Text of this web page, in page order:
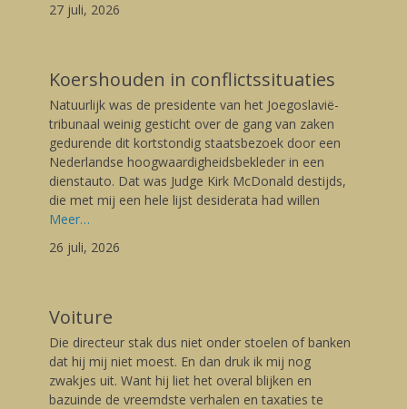
27 juli, 2026
Koershouden in conflictssituaties
Posted
on
26/07/2026
Author
Gerard
Natuurlijk was de presidente van het Joegoslavië-
tribunaal weinig gesticht over de gang van zaken
gedurende dit kortstondig staatsbezoek door een
Nederlandse hoogwaardigheidsbekleder in een
dienstauto. Dat was Judge Kirk McDonald destijds,
die met mij een hele lijst desiderata had willen
Meer…
26 juli, 2026
Voiture
Posted
on
25/07/2026
Author
Gerard
Die directeur stak dus niet onder stoelen of banken
dat hij mij niet moest. En dan druk ik mij nog
zwakjes uit. Want hij liet het overal blijken en
bazuinde de vreemdste verhalen en taxaties te